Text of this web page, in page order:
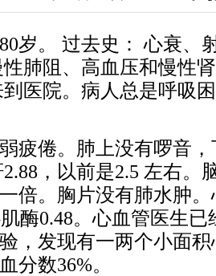
岁。 过去史： 心衰、
肺阻、高血压和慢性
医院。病人总是呼吸
疲倦。肺上没有啰音
，以前是2.5 左右。
倍。胸片没有肺水肿
酶0.48。心血管医生
，发现有一两个小面
分数36%。